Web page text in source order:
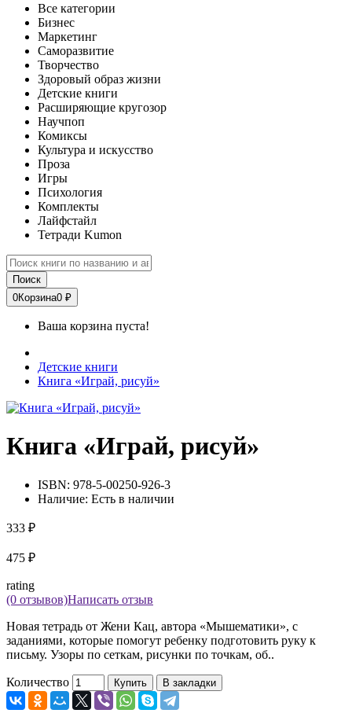
Все категории
Бизнес
Маркетинг
Саморазвитие
Творчество
Здоровый образ жизни
Детские книги
Расширяющие кругозор
Научпоп
Комиксы
Культура и искусство
Проза
Игры
Психология
Комплекты
Лайфстайл
Тетради Kumon
Поиск
0Корзина0 ₽
Ваша корзина пуста!
Детские книги
Книга «Играй, рисуй»
Книга «Играй, рисуй»
ISBN: 978-5-00250-926-3
Наличие: Есть в наличии
333 ₽
475 ₽
rating
(0 отзывов)Написать отзыв
Новая тетрадь от Жени Кац, автора «Мышематики», с
заданиями, которые помогут ребенку подготовить руку к
письму. Узоры по сеткам, рисунки по точкам, об..
Количество Купить В закладки